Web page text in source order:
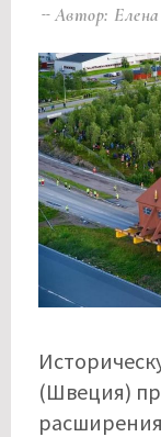
Автор: Елена
(Швеция)